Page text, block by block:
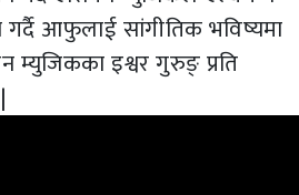
गर्दै आफुलाई सांगीतिक भविष्यमा
म्युजिकका इश्वर गुरुङ् प्रति